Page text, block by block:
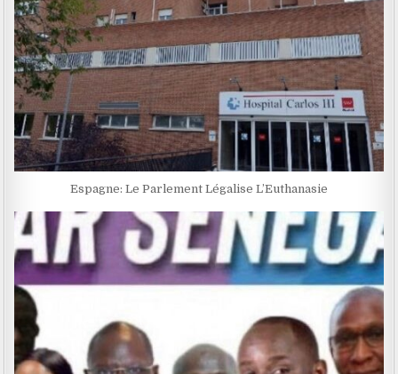
Espagne: Le Parlement Légalise L’Euthanasie